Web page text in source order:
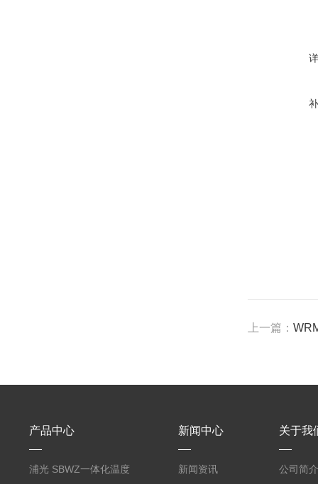
上一篇：
产品中心
浦光 SBWZ一体化温度
新闻中心
新闻资讯
关于我
公司简介